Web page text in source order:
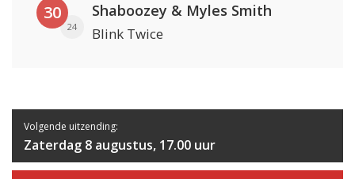
30
24
Shaboozey & Myles Smith
Blink Twice
Volgende uitzending:
Zaterdag 8 augustus, 17.00 uur